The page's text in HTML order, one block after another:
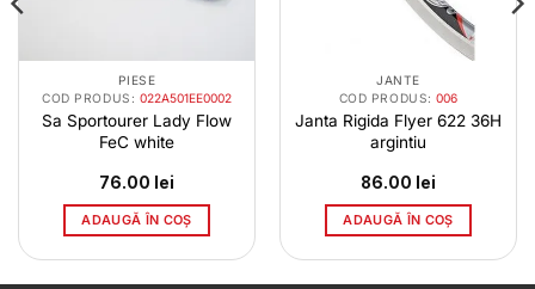
PIESE
COD PRODUS: 022A501EE0002
Sa Sportourer Lady Flow
FeC white
76.00 lei
ADAUGĂ ÎN COȘ
JANTE
COD PRODUS:006
Janta Rigida Flyer 622 36H
argintiu
86.00 lei
ADAUGĂ ÎN COȘ